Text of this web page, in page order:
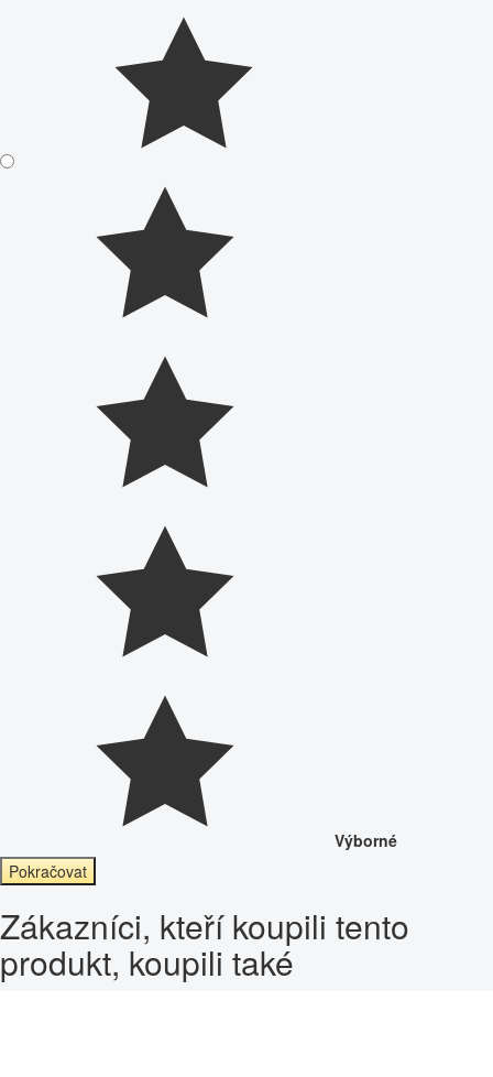
Výborné
Pokračovat
Zákazníci, kteří koupili tento
produkt, koupili také